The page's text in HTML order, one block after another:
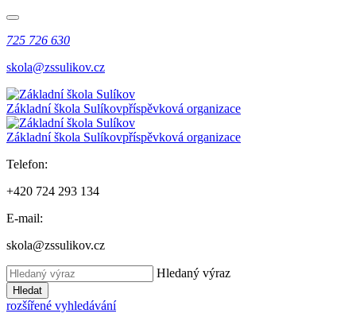
725 726 630
skola@zssulikov.cz
Základní škola Sulíkovpříspěvková organizace
Základní škola Sulíkovpříspěvková organizace
Telefon:
+420 724 293 134
E-mail:
skola@zssulikov.cz
Hledaný výraz
Hledat
rozšířené vyhledávání